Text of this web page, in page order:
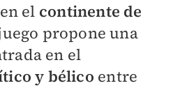
el continente de
propone una
en el
y bélico entre